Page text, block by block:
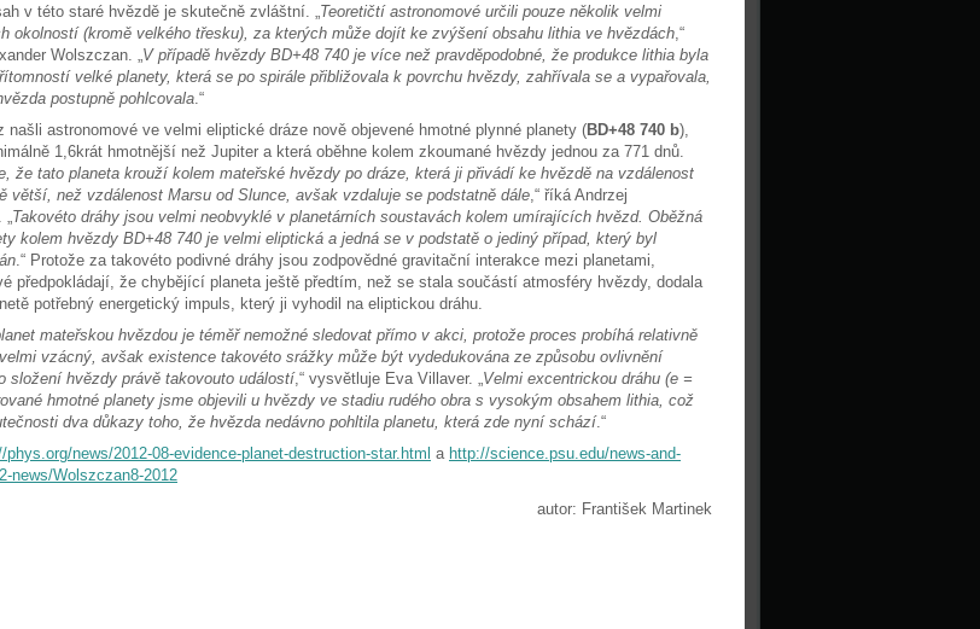
v této staré hvězdě je skutečně zvláštní. „Teoretičtí astronomové určili pouze několik velmi
okolností (kromě velkého třesku), za kterých může dojít ke zvýšení obsahu lithia ve hvězdách,“
Wolszczan. „V případě hvězdy BD+48 740 je více než pravděpodobné, že produkce lithia byla
velké planety, která se po spirále přibližovala k povrchu hvězdy, zahřívala se a vypařovala,
postupně pohlcovala.“
našli astronomové ve velmi eliptické dráze nově objevené hmotné plynné planety (BD+48 740 b),
1,6krát hmotnější než Jupiter a která oběhne kolem zkoumané hvězdy jednou za 771 dnů.
že tato planeta krouží kolem mateřské hvězdy po dráze, která ji přivádí ke hvězdě na vzdálenost
větší, než vzdálenost Marsu od Slunce, avšak vzdaluje se podstatně dále,“ říká Andrzej
„Takovéto dráhy jsou velmi neobvyklé v planetárních soustavách kolem umírajících hvězd. Oběžná
kolem hvězdy BD+48 740 je velmi eliptická a jedná se v podstatě o jediný případ, který byl
.“ Protože za takovéto podivné dráhy jsou zodpovědné gravitační interakce mezi planetami,
předpokládají, že chybějící planeta ještě předtím, než se stala součástí atmosféry hvězdy, dodala
potřebný energetický impuls, který ji vyhodil na eliptickou dráhu.
mateřskou hvězdou je téměř nemožné sledovat přímo v akci, protože proces probíhá relativně
vzácný, avšak existence takovéto srážky může být vydedukována ze způsobu ovlivnění
složení hvězdy právě takovouto událostí,“ vysvětluje Eva Villaver. „Velmi excentrickou dráhu (e =
hmotné planety jsme objevili u hvězdy ve stadiu rudého obra s vysokým obsahem lithia, což
dva důkazy toho, že hvězda nedávno pohltila planetu, která zde nyní schází.“
phys.org/news/2012-08-evidence-planet-destruction-star.html a http://science.psu.edu/news-and-
news/Wolszczan8-2012
autor: František Martinek